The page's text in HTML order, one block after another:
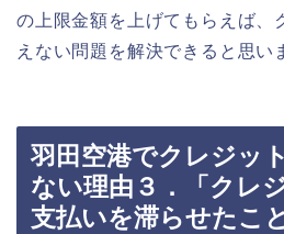
の上限金額を上げてもらえば、
えない問題を解決できると思い
羽田空港でクレジッ
ない理由３．「クレ
支払いを滞らせたこ